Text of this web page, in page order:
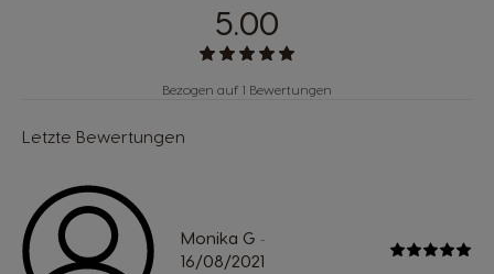
5.00
Bezogen auf 1 Bewertungen
Letzte Bewertungen
Monika G -
16/08/2021